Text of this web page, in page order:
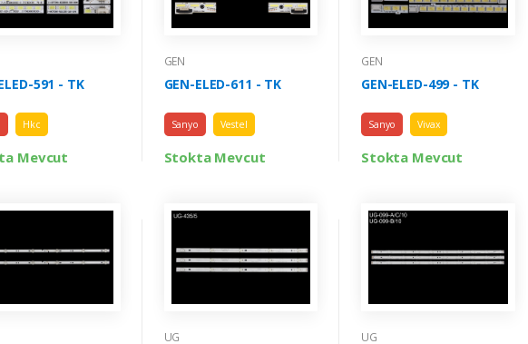
591 - TK
Hkc
Mevcut
GEN
GEN-ELED-611 - TK
Sanyo Vestel
Stokta Mevcut
GEN
GEN-ELED-499 - TK
Sanyo Vivax
Stokta Mevcut
UG UG